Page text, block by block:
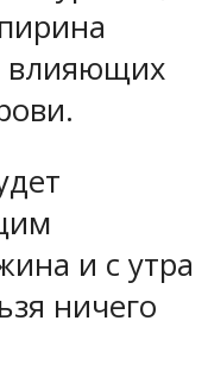
влияющих
и с утра
ничего